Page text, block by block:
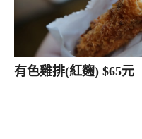
有色雞排(紅麴) $65元